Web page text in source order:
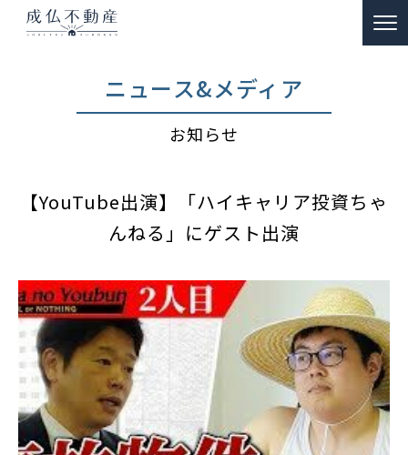
ニュース&メディア
お知らせ
【YouTube出演】「ハイキャリア投資ちゃ
んねる」にゲスト出演
事故物件のお悩み解決
ー ご供養
リノベーション物件事例
私たちの約束
富動産コラム
採用情報